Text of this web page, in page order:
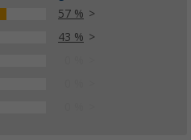
57 %
43 %